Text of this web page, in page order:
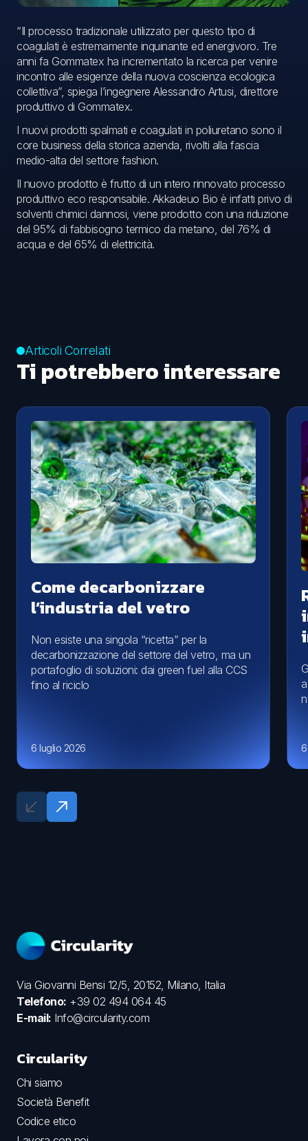
“Il processo tradizionale utilizzato per questo tipo di
coagulati è estremamente inquinante ed energivoro. Tre
anni fa Gommatex ha incrementato la ricerca per venire
incontro alle esigenze della nuova coscienza ecologica
collettiva”, spiega l’ingegnere Alessandro Artusi, direttore
produttivo di Gommatex.
I nuovi prodotti spalmati e coagulati in poliuretano sono il
core business della storica azienda, rivolti alla fascia
medio-alta del settore fashion.
Il nuovo prodotto è frutto di un intero rinnovato processo
produttivo eco responsabile. Akkadeuo Bio è infatti privo di
solventi chimici dannosi, viene prodotto con una riduzione
del 95% di fabbisogno termico da metano, del 76% di
acqua e del 65% di elettricità.
Articoli Correlati
Ti potrebbero interessare
Come decarbonizzare
l’industria del vetro
Non esiste una singola “ricetta” per la
decarbonizzazione del settore del vetro, ma un
portafoglio di soluzioni: dai green fuel alla CCS
fino al riciclo
6 luglio 2026
Via Giovanni Bensi 12/5, 20152, Milano, Italia
Telefono: +39 02 494 064 45
E-mail: Info@circularity.com
Circularity
Chi siamo
Società Benefit
Codice etico